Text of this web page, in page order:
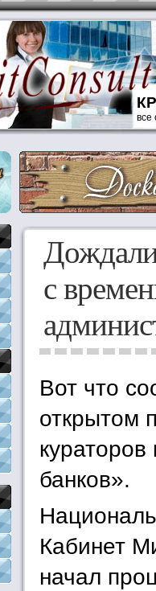
все
с
Вот что
открытом
банков».
Кабинет
начал